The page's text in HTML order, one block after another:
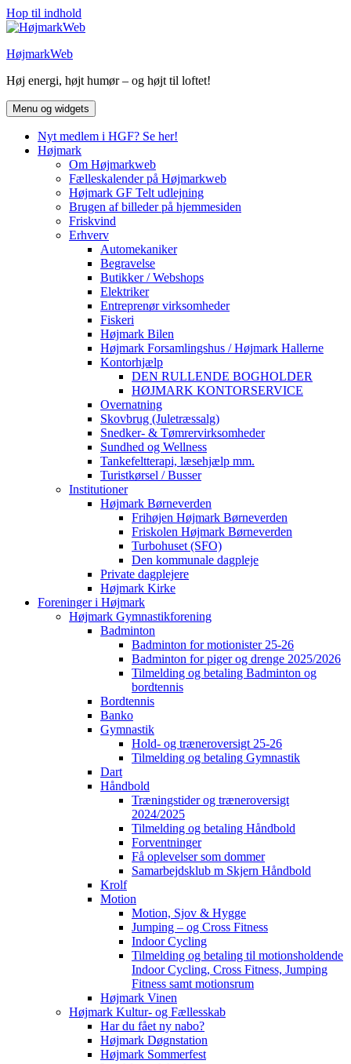
Hop til indhold
HøjmarkWeb
Høj energi, højt humør – og højt til loftet!
Menu og widgets
Nyt medlem i HGF? Se her!
Højmark
Om Højmarkweb
Fælleskalender på Højmarkweb
Højmark GF Telt udlejning
Brugen af billeder på hjemmesiden
Friskvind
Erhverv
Automekaniker
Begravelse
Butikker / Webshops
Elektriker
Entreprenør virksomheder
Fiskeri
Højmark Bilen
Højmark Forsamlingshus / Højmark Hallerne
Kontorhjælp
DEN RULLENDE BOGHOLDER
HØJMARK KONTORSERVICE
Overnatning
Skovbrug (Juletræssalg)
Snedker- & Tømrervirksomheder
Sundhed og Wellness
Tankefeltterapi, læsehjælp mm.
Turistkørsel / Busser
Institutioner
Højmark Børneverden
Frihøjen Højmark Børneverden
Friskolen Højmark Børneverden
Turbohuset (SFO)
Den kommunale dagpleje
Private dagplejere
Højmark Kirke
Foreninger i Højmark
Højmark Gymnastikforening
Badminton
Badminton for motionister 25-26
Badminton for piger og drenge 2025/2026
Tilmelding og betaling Badminton og
bordtennis
Bordtennis
Banko
Gymnastik
Hold- og træneroversigt 25-26
Tilmelding og betaling Gymnastik
Dart
Håndbold
Træningstider og træneroversigt
2024/2025
Tilmelding og betaling Håndbold
Forventninger
Få oplevelser som dommer
Samarbejdsklub m Skjern Håndbold
Krolf
Motion
Motion, Sjov & Hygge
Jumping – og Cross Fitness
Indoor Cycling
Tilmelding og betaling til motionsholdende
Indoor Cycling, Cross Fitness, Jumping
Fitness samt motionsrum
Højmark Vinen
Højmark Kultur- og Fællesskab
Har du fået ny nabo?
Højmark Døgnstation
Højmark Sommerfest